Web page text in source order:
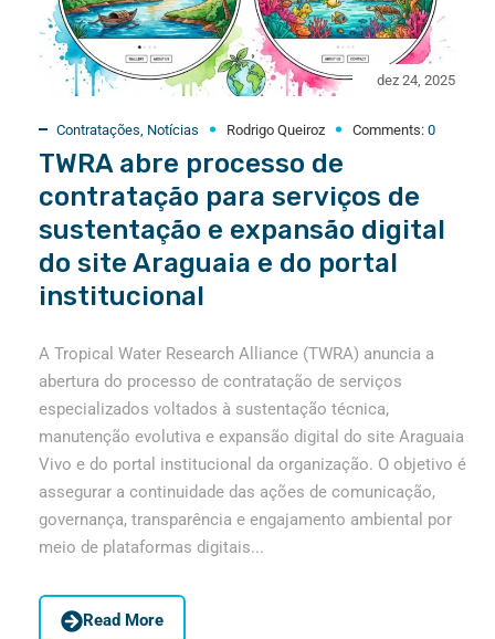
dez 24, 2025
Contratações Notícias Rodrigo Queiroz Comments: 0
TWRA abre processo de
contratação para serviços de
sustentação e expansão digital
do site Araguaia e do portal
institucional
A Tropical Water Research Alliance (TWRA) anuncia a
abertura do processo de contratação de serviços
especializados voltados à sustentação técnica,
manutenção evolutiva e expansão digital do site Araguaia
Vivo e do portal institucional da organização. O objetivo é
assegurar a continuidade das ações de comunicação,
governança, transparência e engajamento ambiental por
meio de plataformas digitais...
Read More